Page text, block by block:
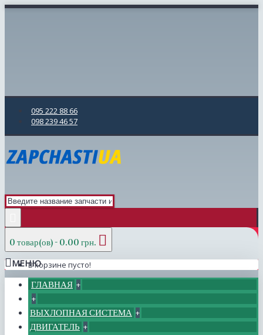
095 222 88 66
098 239 46 57
0 товар(ов) - 0.00 грн.
В корзине пусто!
МЕНЮ
ГЛАВНАЯ +
+
ВЫХЛОПНАЯ СИСТЕМА +
ДВИГАТЕЛЬ +